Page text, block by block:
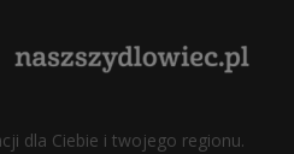
dla Ciebie i twojego regionu.